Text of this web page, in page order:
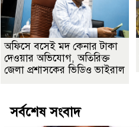
অফিসে বসেই মদ কেনার টাকা
দেওয়ার অভিযোগ, অতিরিক্ত
জেলা প্রশাসকের ভিডিও ভাইরাল
সর্বশেষ সংবাদ